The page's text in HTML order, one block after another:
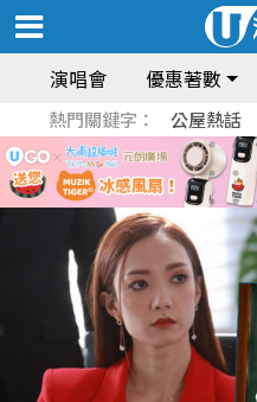
演唱會 優惠著數
熱門關鍵字： 公屋熱話